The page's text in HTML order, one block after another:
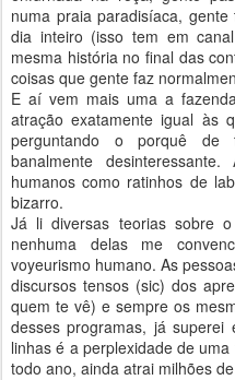
numa praia paradisíaca,
dia inteiro (isso tem em
mesma história no final das
coisas que gente faz
E aí vem mais uma a
atração exatamente igual às
perguntando o porquê de
banalmente
humanos como ratinhos de
bizarro.
Já li diversas teorias sobre
nenhuma delas me
voyeurismo humano. As
discursos tensos (sic) dos
quem te vê) e sempre os
desses programas, já
linhas é a perplexidade de
todo ano, ainda atrai milhões